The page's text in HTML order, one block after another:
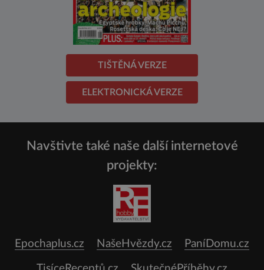
TIŠTĚNÁ VERZE
ELEKTRONICKÁ VERZE
Navštivte také naše další internetové
projekty:
Epochaplus.cz NašeHvězdy.cz PaníDomu.cz